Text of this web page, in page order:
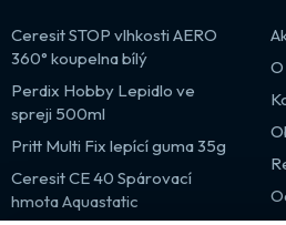
Ceresit STOP vlhkosti AERO
360° koupelna bílý
Perdix Hobby Lepidlo ve
spreji 500ml
Pritt Multi Fix lepící guma 35g
Ceresit CE 40 Spárovací
hmota Aquastatic
O